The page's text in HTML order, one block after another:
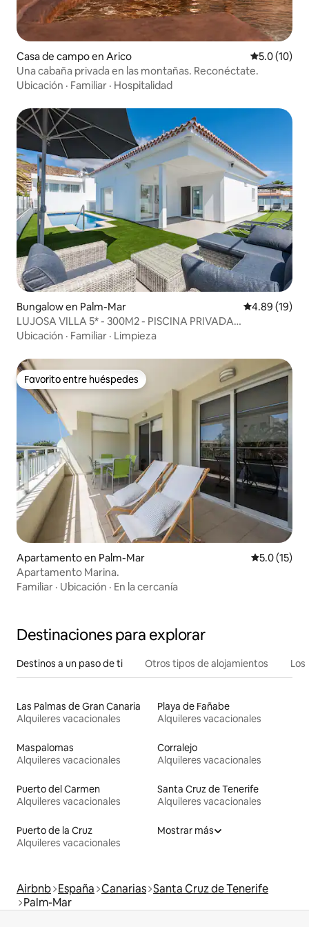
Casa de campo en Arico Calificación
5.0 (10)
Una cabaña privada en las montañas. Reconéctate.
Ubicación · Familiar · Hospitalidad
Bungalow en Palm-Mar Calificación
4.89 (19)
LUJOSA VILLA 5* - 300M2 - PISCINA PRIVADA
CLIMATIZADA
Ubicación · Familiar · Limpieza
Favorito entre huéspedes
Favorito entre huéspedes
Apartamento en Palm-Mar Calificación
5.0 (15)
Apartamento Marina.
Familiar · Ubicación · En la cercanía
Destinaciones para explorar
Destinos a un paso de ti Otros tipos de alojamientos
Las Palmas de Gran Canaria
Alquileres vacacionales
Playa de Fañabe
Alquileres vacacionales
Maspalomas
Alquileres vacacionales
Corralejo
Alquileres vacacionales
Puerto del Carmen
Alquileres vacacionales
Santa Cruz de Tenerife
Alquileres vacacionales
Puerto de la Cruz
Alquileres vacacionales
Mostrar más
Airbnb España Canarias Santa Cruz de Tenerife
Palm-Mar